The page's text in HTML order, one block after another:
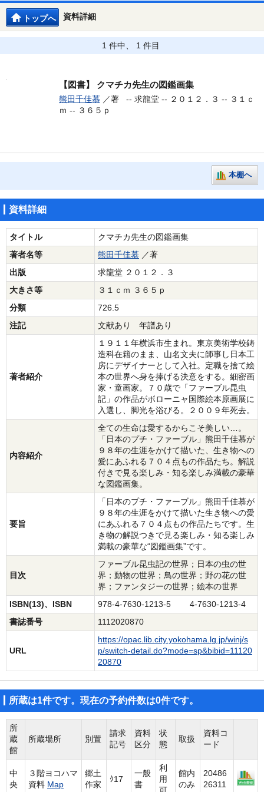
資料詳細
トップへ
1 件中、 1 件目
【図書】 クマチカ先生の図鑑画集
熊田千佳慕 ／著 -- 求龍堂 -- ２０１２．３ -- ３１ｃ
ｍ -- ３６５ｐ
本棚へ
資料詳細
タイトル
クマチカ先生の図鑑画集
著者名等
熊田千佳慕 ／著
出版
求龍堂 ２０１２．３
大きさ等
３１ｃｍ ３６５ｐ
分類
726.5
注記
文献あり 年譜あり
著者紹介
１９１１年横浜市生まれ。東京美術学校鋳
造科在籍のまま、山名文夫に師事し日本工
房にデザイナーとして入社。定職を捨て絵
本の世界へ身を捧げる決意をする。細密画
家・童画家。７０歳で「ファーブル昆虫
記」の作品がボローニャ国際絵本原画展に
入選し、脚光を浴びる。２００９年死去。
内容紹介
全ての生命は愛するからこそ美しい…。
「日本のプチ・ファーブル」熊田千佳慕が
９８年の生涯をかけて描いた、生き物への
愛にあふれる７０４点もの作品たち。解説
付きで見る楽しみ・知る楽しみ満載の豪華
な図鑑画集。
要旨
「日本のプチ・ファーブル」熊田千佳慕が
９８年の生涯をかけて描いた生き物への愛
にあふれる７０４点もの作品たちです。生
き物の解説つきで見る楽しみ・知る楽しみ
満載の豪華な“図鑑画集”です。
目次
ファーブル昆虫記の世界；日本の虫の世
界；動物の世界；鳥の世界；野の花の世
界；ファンタジーの世界；絵本の世界
ISBN(13)、ISBN
978-4-7630-1213-5 4-7630-1213-4
書誌番号
1112020870
URL
https://opac.lib.city.yokohama.lg.jp/winj/s
p/switch-detail.do?mode=sp&bibid=11120
20870
所蔵は1件です。現在の予約件数は0件です。
所
蔵
館
所蔵場所 別置
請求
記号
資料
区分
状
態
取扱
資料コ
ード
中
央
３階ヨコハマ
資料 Map
郷土
作家
ｸ17
一般
書
利
用
館内
のみ
20486
26311